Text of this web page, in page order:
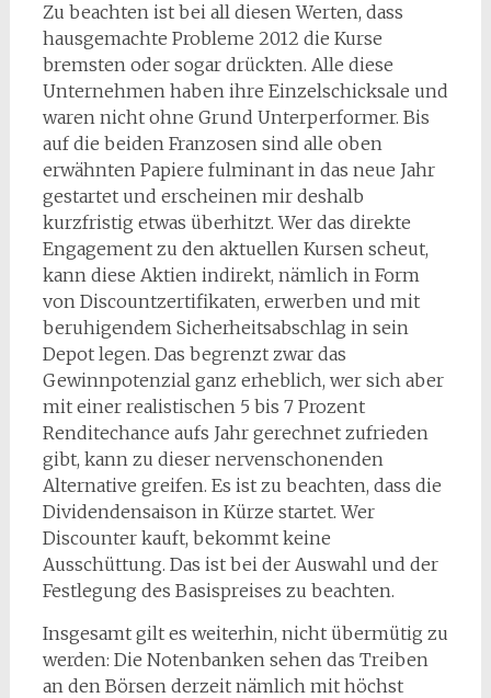
Zu beachten ist bei all diesen Werten, dass
hausgemachte Probleme 2012 die Kurse
bremsten oder sogar drückten. Alle diese
Unternehmen haben ihre Einzelschicksale und
waren nicht ohne Grund Unterperformer. Bis
auf die beiden Franzosen sind alle oben
erwähnten Papiere fulminant in das neue Jahr
gestartet und erscheinen mir deshalb
kurzfristig etwas überhitzt. Wer das direkte
Engagement zu den aktuellen Kursen scheut,
kann diese Aktien indirekt, nämlich in Form
von Discountzertifikaten, erwerben und mit
beruhigendem Sicherheitsabschlag in sein
Depot legen. Das begrenzt zwar das
Gewinnpotenzial ganz erheblich, wer sich aber
mit einer realistischen 5 bis 7 Prozent
Renditechance aufs Jahr gerechnet zufrieden
gibt, kann zu dieser nervenschonenden
Alternative greifen. Es ist zu beachten, dass die
Dividendensaison in Kürze startet. Wer
Discounter kauft, bekommt keine
Ausschüttung. Das ist bei der Auswahl und der
Festlegung des Basispreises zu beachten.
Insgesamt gilt es weiterhin, nicht übermütig zu
werden: Die Notenbanken sehen das Treiben
an den Börsen derzeit nämlich mit höchst